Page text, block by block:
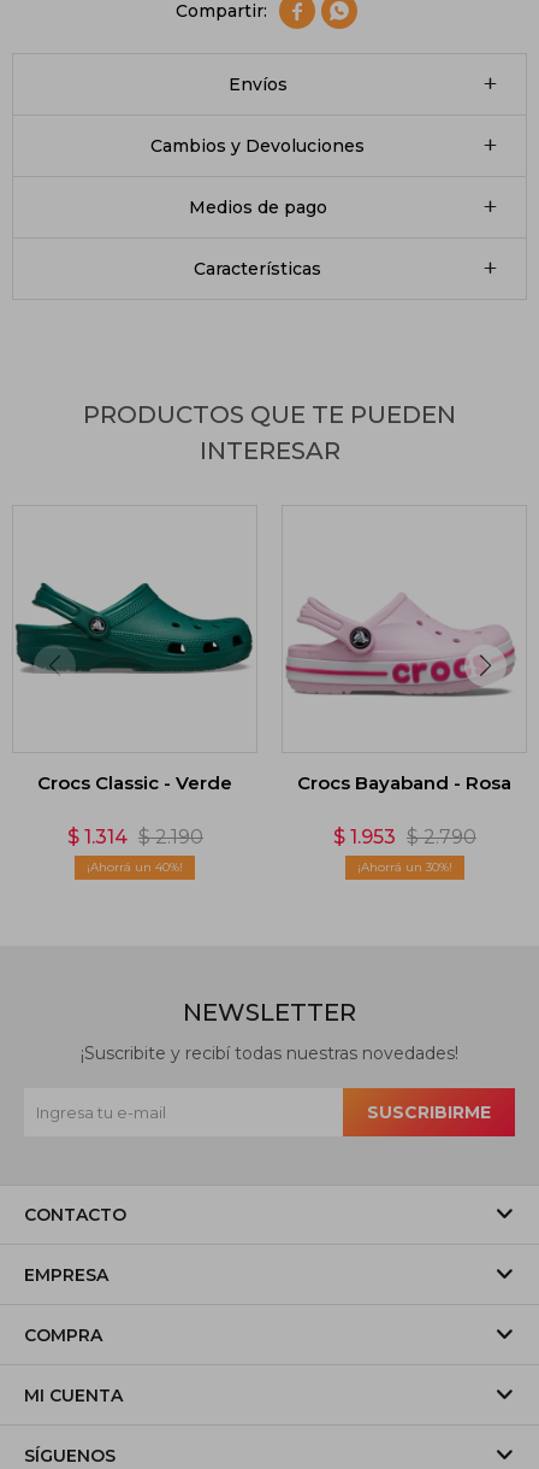
 
Envíos
Cambios y Devoluciones
Medios de pago
Características
PRODUCTOS QUE TE PUEDEN
INTERESAR
Crocs Classic - Verde
$ 1.314 $ 2.190
40
Crocs Bayaband - Rosa
$ 1.953 $ 2.790
30
CONTACTO
EMPRESA
COMPRA
MI CUENTA
SÍGUENOS
NEWSLETTER
¡Suscribite y recibí todas nuestras novedades!
SUSCRIBIRME